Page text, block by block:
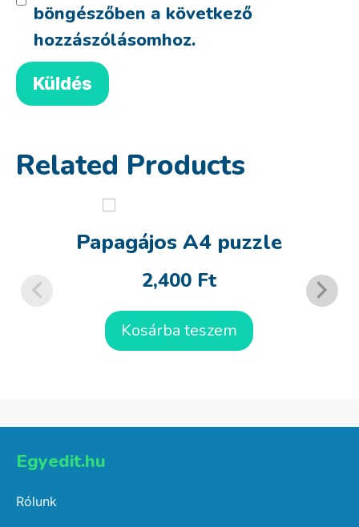
böngészőben a következő
hozzászólásomhoz.
Related Products
Papagájos A4 puzzle
2,400 Ft
Kosárba teszem
Egyedit.hu
Rólunk